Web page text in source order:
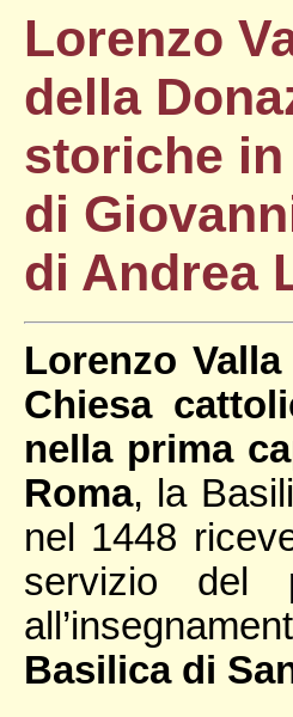
Lorenzo
della
storiche
di
di Andrea
Lorenzo
Chiesa
nella prima
Roma, la
nel 1448
servizio del
Basilica di